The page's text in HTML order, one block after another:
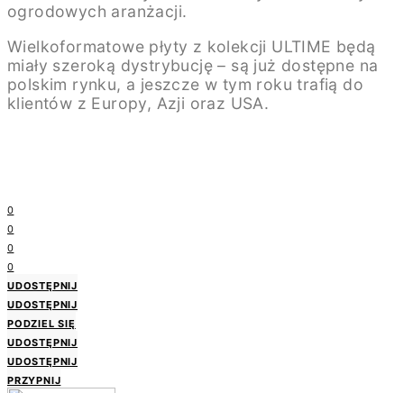
ogrodowych aranżacji.
Wielkoformatowe płyty z kolekcji ULTIME będą
miały szeroką dystrybucję – są już dostępne na
polskim rynku, a jeszcze w tym roku trafią do
klientów z Europy, Azji oraz USA.
0
0
0
0
UDOSTĘPNIJ
UDOSTĘPNIJ
PODZIEL SIĘ
UDOSTĘPNIJ
UDOSTĘPNIJ
PRZYPNIJ